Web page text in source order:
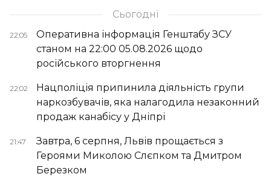
Сьогодні
22:05
Оперативна інформація Генштабу ЗСУ
станом на 22:00 05.08.2026 щодо
російського вторгнення
22:02
Нацполіція припинила діяльність групи
наркозбувачів, яка налагодила незаконний
продаж канабісу у Дніпрі
21:47
Завтра, 6 серпня, Львів прощається з
Героями Миколою Слєпком та Дмитром
Березком